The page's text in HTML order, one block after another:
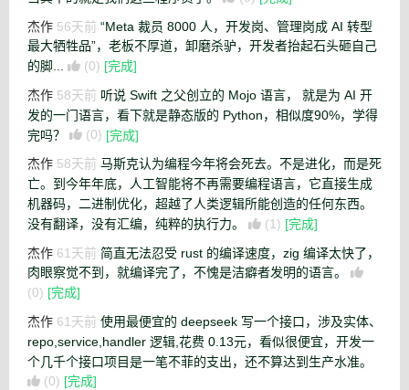
杰作 56天前 “Meta 裁员 8000 人，开发岗、管理岗成 AI 转型
最大牺牲品”，老板不厚道，卸磨杀驴，开发者抬起石头砸自己
的脚...
(0) [完成]
杰作 58天前 听说 Swift 之父创立的 Mojo 语言， 就是为 AI 开
发的一门语言，看下就是静态版的 Python，相似度90%，学得
完吗？
(0) [完成]
杰作 58天前 马斯克认为编程今年将会死去。不是进化，而是死
亡。到今年年底，人工智能将不再需要编程语言，它直接生成
机器码，二进制优化，超越了人类逻辑所能创造的任何东西。
没有翻译，没有汇编，纯粹的执行力。
(1) [完成]
杰作 61天前 简直无法忍受 rust 的编译速度，zig 编译太快了，
肉眼察觉不到，就编译完了，不愧是洁癖者发明的语言。
(0) [完成]
杰作 61天前 使用最便宜的 deepseek 写一个接口，涉及实体、
repo,service,handler 逻辑,花费 0.13元，看似很便宜，开发一
个几千个接口项目是一笔不菲的支出，还不算达到生产水准。
(0) [完成]